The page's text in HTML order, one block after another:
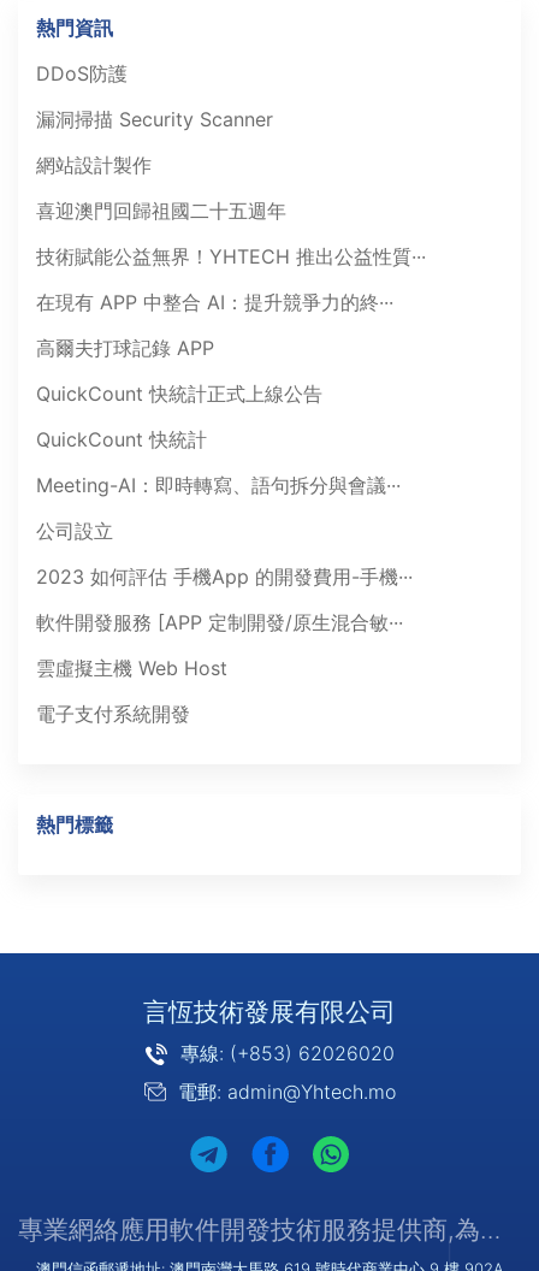
熱門資訊
DDoS防護
漏洞掃描 Security Scanner
網站設計製作
喜迎澳門回歸祖國二十五週年
技術賦能公益無界！YHTECH 推出公益性質···
在現有 APP 中整合 AI：提升競爭力的終···
高爾夫打球記錄 APP
QuickCount 快統計正式上線公告
QuickCount 快統計
Meeting-AI：即時轉寫、語句拆分與會議···
公司設立
2023 如何評估 手機App 的開發費用-手機···
軟件開發服務 [APP 定制開發/原生混合敏···
雲虛擬主機 Web Host
電子支付系統開發
熱門標籤
言恆技術發展有限公司
專線: (+853) 62026020
電郵: admin@Yhtech.mo
專業網絡應用軟件開發技術服務提供商,為您提供優質/可靠的服務